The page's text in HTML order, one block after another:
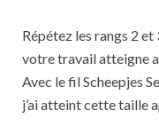
Répétez les rangs 2 et
votre travail atteigne
Avec le fil Scheepjes
j’ai atteint cette taille